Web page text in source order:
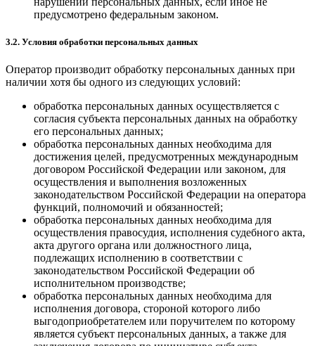
предусмотрено федеральным законом.
3.2. Условия обработки персональных данных
Оператор производит обработку персональных данных при
наличии хотя бы одного из следующих условий:
обработка персональных данных осуществляется с
согласия субъекта персональных данных на обработку
его персональных данных;
обработка персональных данных необходима для
достижения целей, предусмотренных международным
договором Российской Федерации или законом, для
осуществления и выполнения возложенных
законодательством Российской Федерации на оператора
функций, полномочий и обязанностей;
обработка персональных данных необходима для
осуществления правосудия, исполнения судебного акта,
акта другого органа или должностного лица,
подлежащих исполнению в соответствии с
законодательством Российской Федерации об
исполнительном производстве;
обработка персональных данных необходима для
исполнения договора, стороной которого либо
выгодоприобретателем или поручителем по которому
является субъект персональных данных, а также для